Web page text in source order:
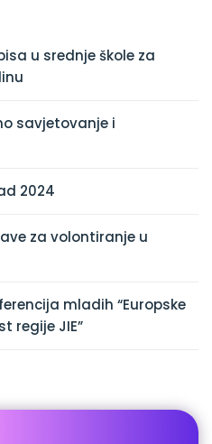
u srednje škole za
savjetovanje i
2024
za volontiranje u
mladih “Europske
regije JIE”